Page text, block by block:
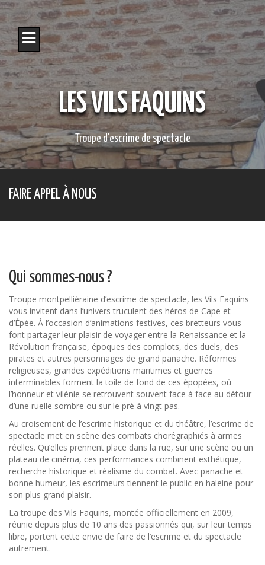
S
k
i
p
t
o
c
o
n
t
e
n
t
LES VILS FAQUINS
Troupe d'escrime de spectacle
FAIRE APPEL À NOUS
Qui sommes-nous ?
Troupe montpelliéraine d’escrime de spectacle, les Vils Faquins
vous invitent dans l’univers truculent des héros de Cape et
d’Épée. À l’occasion d’animations festives, ces bretteurs vous
font partager leur plaisir de voyager entre la Renaissance et la
Révolution française, époques des complots, des duels, des
pirates et autres personnages de grand panache. Réformes
religieuses, grandes expéditions maritimes et guerres
interminables forment la toile de fond de ces épopées, où
l’honneur et vilénie se retrouvent souvent face à face au détour
d’une ruelle sombre ou sur le pré à vingt pas.
Au croisement de l’escrime historique et du théâtre, l’escrime de
spectacle met en scène des combats chorégraphiés à armes
réelles. Qu’elles prennent place dans la rue, sur une scène ou un
plateau de cinéma, ces performances combinent esthétique,
recherche historique et réalisme du combat. Avec panache et
bonne humeur, les escrimeurs tiennent le public en haleine pour
son plus grand plaisir.
La troupe des Vils Faquins, montée officiellement en 2009,
réunie depuis plus de 10 ans des passionnés qui, sur leur temps
libre, portent cette envie de faire de l’escrime et du spectacle
autrement.